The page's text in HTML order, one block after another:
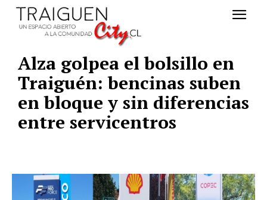
Alza golpea el bolsillo en
Traiguén: bencinas suben
en bloque y sin diferencias
entre servicentros